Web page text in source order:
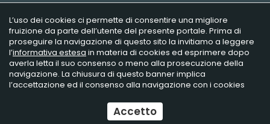
Email Newsletter
Info utili
Raffaelli Editore - P.iva 02181230406
Ecommerce by Daisuke
L’uso dei cookies ci permette di consentire una migliore
fruizione da parte dell’utente del presente portale. Prima di
proseguire la navigazione di questo sito la invitiamo a leggere
l’informativa estesa in materia di cookies ed esprimere dopo
averla letta il suo consenso o meno alla prosecuzione della
navigazione. La chiusura di questo banner implica
l’accettazione ed il consenso alla navigazione con i cookies
Accetto